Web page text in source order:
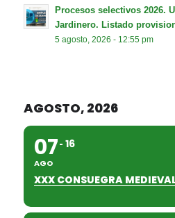
Procesos selectivos 2026.
Jardinero. Listado
5 agosto, 2026 - 12:55 pm
AGOSTO, 2026
07
AGO
16
XXX CONSUEGRA